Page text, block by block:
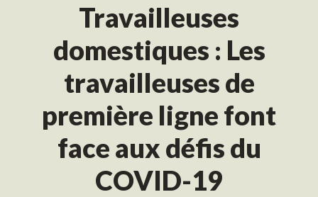
Travailleuses
domestiques : Les
travailleuses de
première ligne font
face aux défis du
COVID-19